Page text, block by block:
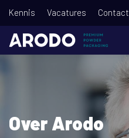
Overslaan
en
naar
inhoud
T
o
p
u
Kennis Vacatures Contact
Over Arodo